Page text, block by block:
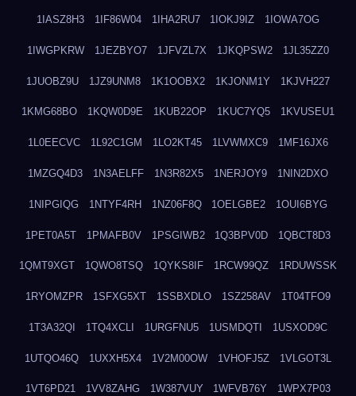
1IASZ8H3 1IF86W04 1IHA2RU7 1IOKJ9IZ 1IOWA7OG
1IWGPKRW 1JEZBYO7 1JFVZL7X 1JKQPSW2 1JL35ZZ0
1JUOBZ9U 1JZ9UNM8 1K1OOBX2 1KJONM1Y 1KJVH227
1KMG68BO 1KQW0D9E 1KUB22OP 1KUC7YQ5 1KVUSEU1
1L0EECVC 1L92C1GM 1LO2KT45 1LVWMXC9 1MF16JX6
1MZGQ4D3 1N3AELFF 1N3R82X5 1NERJOY9 1NIN2DXO
1NIPGIQG 1NTYF4RH 1NZ06F8Q 1OELGBE2 1OUI6BYG
1PET0A5T 1PMAFB0V 1PSGIWB2 1Q3BPV0D 1QBCT8D3
1QMT9XGT 1QWO8TSQ 1QYKS8IF 1RCW99QZ 1RDUWSSK
1RYOMZPR 1SFXG5XT 1SSBXDLO 1SZ258AV 1T04TFO9
1T3A32QI 1TQ4XCLI 1URGFNU5 1USMDQTI 1USXOD9C
1UTQO46Q 1UXXH5X4 1V2M00OW 1VHOFJ5Z 1VLGOT3L
1VT6PD21 1VV8ZAHG 1W387VUY 1WFVB76Y 1WPX7P03